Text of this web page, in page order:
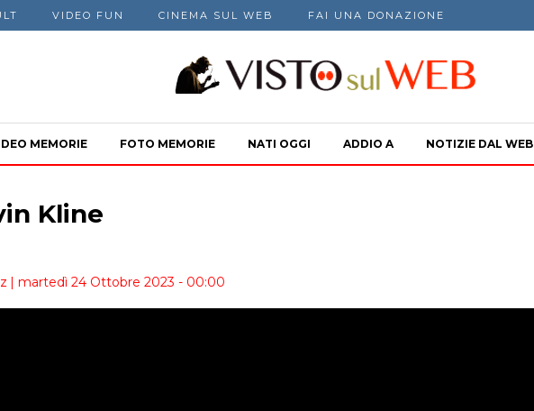
VIDEO FUN CINEMA SUL WEB FAI UNA DONAZIONE
MEMORIE FOTO MEMORIE NATI OGGI ADDIO A NOTIZIE DAL WEB
Kline
| martedì 24 Ottobre 2023 - 00:00